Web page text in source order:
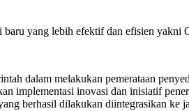
yang lebih efektif dan efisien
dalam melakukan pemerataan
implementasi inovasi dan inisiatif
berhasil dilakukan diintegrasikan ke